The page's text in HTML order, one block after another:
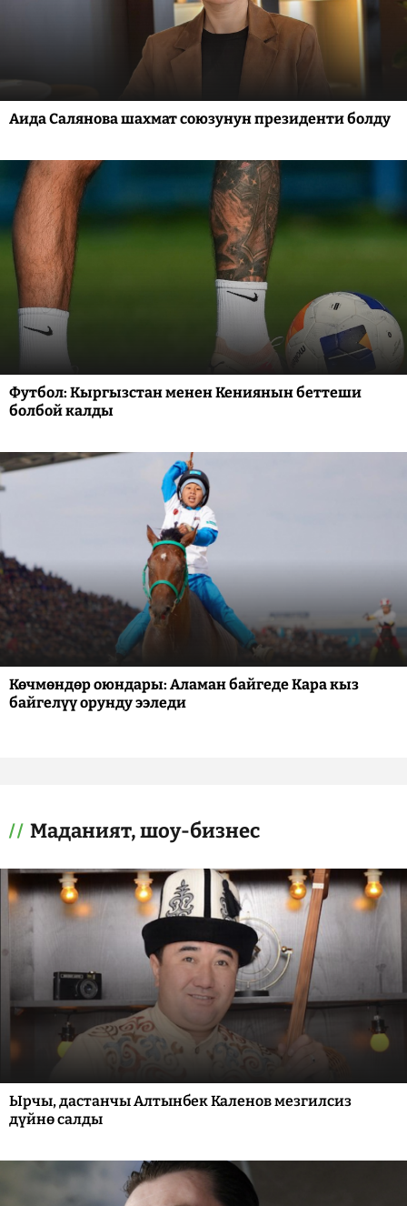
Аида Салянова шахмат союзунун президенти болду
Футбол: Кыргызстан менен Кениянын беттеши
болбой калды
Көчмөндөр оюндары: Аламан байгеде Кара кыз
байгелүү орунду ээледи
Маданият, шоу-бизнес
Ырчы, дастанчы Алтынбек Каленов мезгилсиз
дүйнө салды